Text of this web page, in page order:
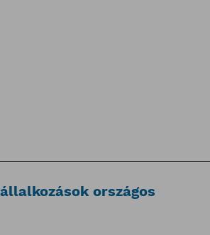
országos